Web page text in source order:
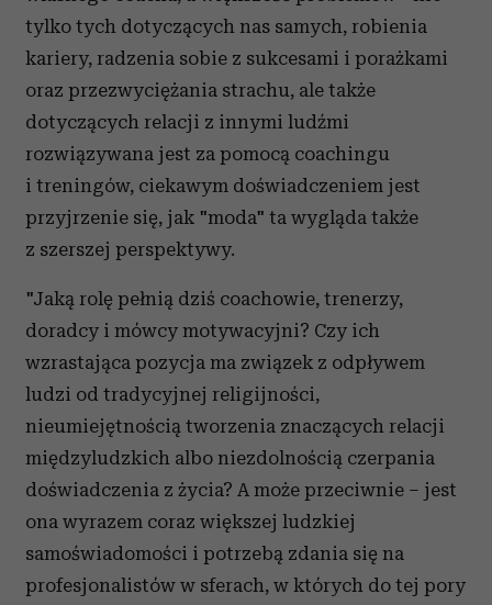
tylko tych dotyczących nas samych, robienia
kariery, radzenia sobie z sukcesami i porażkami
oraz przezwyciężania strachu, ale także
dotyczących relacji z innymi ludźmi
rozwiązywana jest za pomocą coachingu
i treningów, ciekawym doświadczeniem jest
przyjrzenie się, jak "moda" ta wygląda także
z szerszej perspektywy.
"Jaką rolę pełnią dziś coachowie, trenerzy,
doradcy i mówcy motywacyjni? Czy ich
wzrastająca pozycja ma związek z odpływem
ludzi od tradycyjnej religijności,
nieumiejętnością tworzenia znaczących relacji
międzyludzkich albo niezdolnością czerpania
doświadczenia z życia? A może przeciwnie – jest
ona wyrazem coraz większej ludzkiej
samoświadomości i potrzebą zdania się na
profesjonalistów w sferach, w których do tej pory